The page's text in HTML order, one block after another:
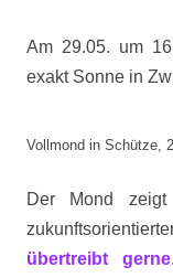
Am 29.05. um
exakt Sonne in
Vollmond in Schütze,
Der Mond
übertreibt gerne